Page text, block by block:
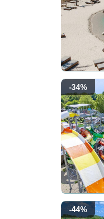
-34%
-44%